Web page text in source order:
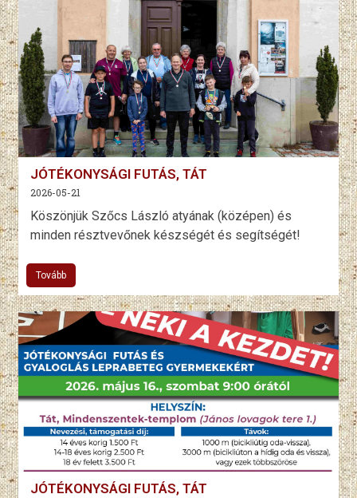
JÓTÉKONYSÁGI FUTÁS, TÁT
2026-05-21
Köszönjük Szőcs László atyának (középen) és
minden résztvevőnek készségét és segítségét!
Tovább
JÓTÉKONYSÁGI FUTÁS, TÁT